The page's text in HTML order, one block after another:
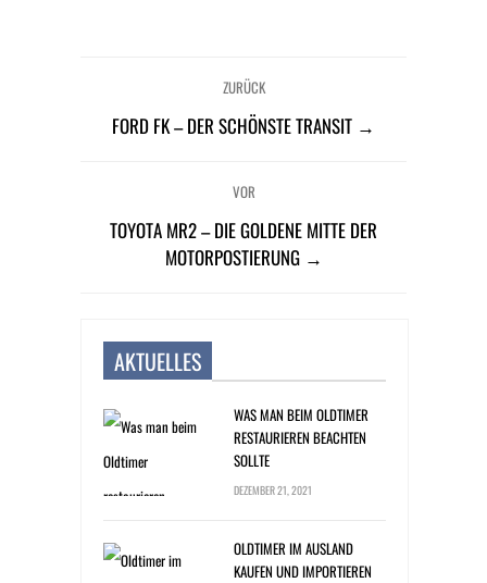
ZURÜCK
FORD FK – DER SCHÖNSTE TRANSIT →
VOR
TOYOTA MR2 – DIE GOLDENE MITTE DER
MOTORPOSTIERUNG →
AKTUELLES
WAS MAN BEIM OLDTIMER
RESTAURIEREN BEACHTEN
SOLLTE
DEZEMBER 21, 2021
OLDTIMER IM AUSLAND
KAUFEN UND IMPORTIEREN